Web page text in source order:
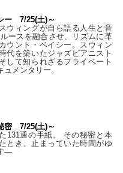
ー 7/25(土)～
ウィングが自ら語る人生と音
ースを融合させ、リズムに革
ウント・ベイシー。スウィン
代を築いたジャズピアニスト
して知られざるプライベート
メンタリー。
密 7/25(土)～
131通の手紙。 その秘密と本
とき、止まっていた時間がゆ
―